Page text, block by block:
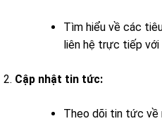
Tìm hiểu về các
liên hệ trực tiếp với
Cập nhật tin tức:
Theo dõi tin tức về